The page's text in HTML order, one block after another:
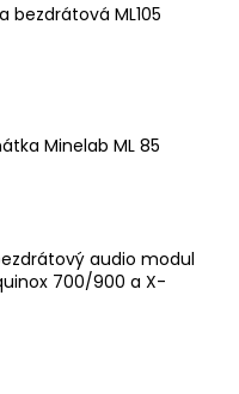
bezdrátová ML105
Minelab ML 85
audio modul
700/900 a X-